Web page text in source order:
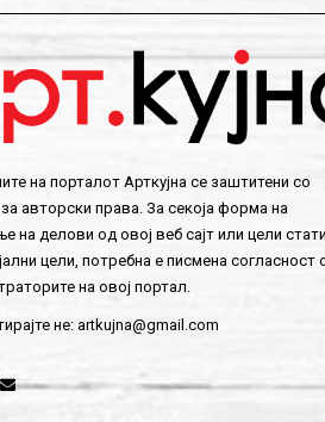
на порталот Арткујна се заштитени со
авторски права. За секоја форма на
на делови од овој веб сајт или цели
цели, потребна е писмена согласност
на овој портал.
не: artkujna@gmail.com